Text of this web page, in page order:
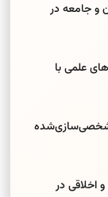
و جامعه در
علمی با
در